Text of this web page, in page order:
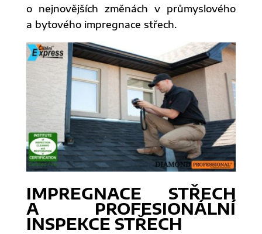
o nejnovějších změnách v průmyslového
a bytového impregnace střech.
IMPREGNACE STŘECH
A PROFESIONÁLNÍ
INSPEKCE STŘECH